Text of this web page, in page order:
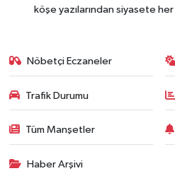
köşe yazılarından siyasete
Nöbetçi Eczaneler
Trafik Durumu
Tüm Manşetler
Haber Arşivi